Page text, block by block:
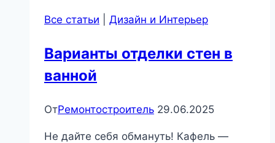
|
и
Все статьи Дизайн и Интерьер
Варианты отделки стен в
ванной
ОтРемонтостроитель 29.06.2025
Не дайте себя обмануть! Кафель —